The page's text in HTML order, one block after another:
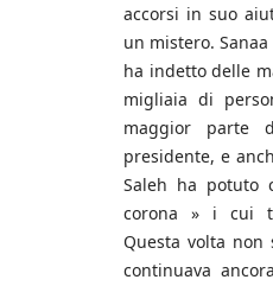
accorsi in suo
un mistero.
ha indetto delle
migliaia di
maggior
presidente, e
Saleh ha potuto
corona » i cui
Questa volta non
continuava